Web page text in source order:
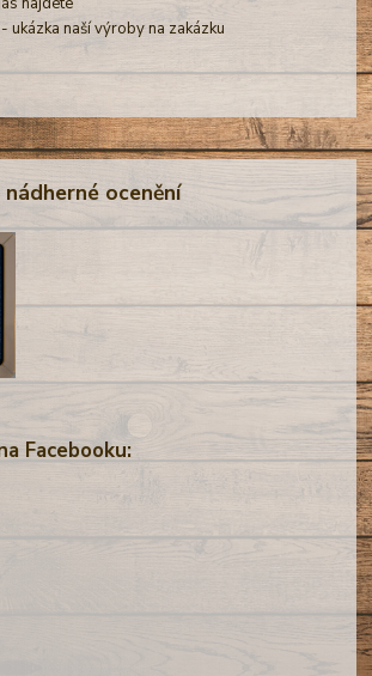
ukázka naší výroby na zakázku
ocenění
Facebooku: